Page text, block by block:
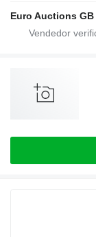
Euro Auctions GB